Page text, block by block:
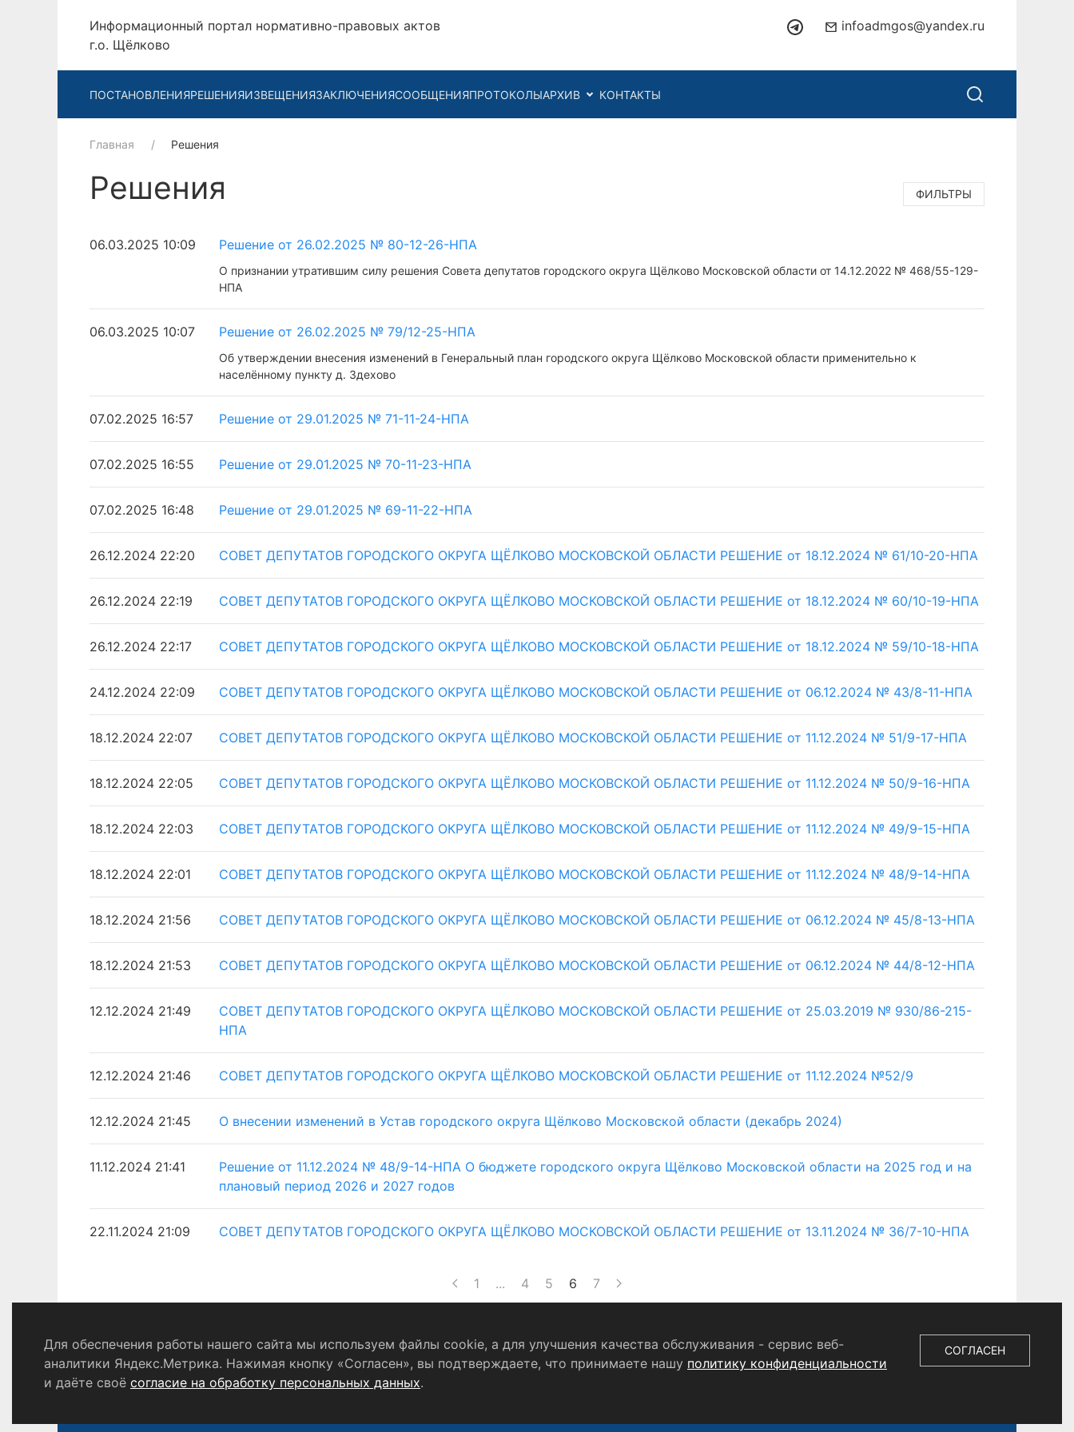
Информационный портал нормативно-правовых актов
г.о. Щёлково
infoadmgos@yandex.ru
ПОСТАНОВЛЕНИЯРЕШЕНИЯИЗВЕЩЕНИЯЗАКЛЮЧЕНИЯСООБЩЕНИЯПРОТОКОЛЫАРХИВ КОНТАКТЫ
Главная Решения
Решения ФИЛЬТРЫ
06.03.2025 10:09 Решение от 26.02.2025 № 80-12-26-НПА
О признании утратившим силу решения Совета депутатов городского округа Щёлково Московской области от 14.12.2022 № 468/55-129-
НПА
06.03.2025 10:07 Решение от 26.02.2025 № 79/12-25-НПА
Об утверждении внесения изменений в Генеральный план городского округа Щёлково Московской области применительно к
населённому пункту д. Здехово
07.02.2025 16:57 Решение от 29.01.2025 № 71-11-24-НПА
07.02.2025 16:55 Решение от 29.01.2025 № 70-11-23-НПА
07.02.2025 16:48 Решение от 29.01.2025 № 69-11-22-НПА
26.12.2024 22:20 СОВЕТ ДЕПУТАТОВ ГОРОДСКОГО ОКРУГА ЩЁЛКОВО МОСКОВСКОЙ ОБЛАСТИ РЕШЕНИЕ от 18.12.2024 № 61/10-20-НПА
26.12.2024 22:19 СОВЕТ ДЕПУТАТОВ ГОРОДСКОГО ОКРУГА ЩЁЛКОВО МОСКОВСКОЙ ОБЛАСТИ РЕШЕНИЕ от 18.12.2024 № 60/10-19-НПА
26.12.2024 22:17 СОВЕТ ДЕПУТАТОВ ГОРОДСКОГО ОКРУГА ЩЁЛКОВО МОСКОВСКОЙ ОБЛАСТИ РЕШЕНИЕ от 18.12.2024 № 59/10-18-НПА
24.12.2024 22:09 СОВЕТ ДЕПУТАТОВ ГОРОДСКОГО ОКРУГА ЩЁЛКОВО МОСКОВСКОЙ ОБЛАСТИ РЕШЕНИЕ от 06.12.2024 № 43/8-11-НПА
18.12.2024 22:07 СОВЕТ ДЕПУТАТОВ ГОРОДСКОГО ОКРУГА ЩЁЛКОВО МОСКОВСКОЙ ОБЛАСТИ РЕШЕНИЕ от 11.12.2024 № 51/9-17-НПА
18.12.2024 22:05 СОВЕТ ДЕПУТАТОВ ГОРОДСКОГО ОКРУГА ЩЁЛКОВО МОСКОВСКОЙ ОБЛАСТИ РЕШЕНИЕ от 11.12.2024 № 50/9-16-НПА
18.12.2024 22:03 СОВЕТ ДЕПУТАТОВ ГОРОДСКОГО ОКРУГА ЩЁЛКОВО МОСКОВСКОЙ ОБЛАСТИ РЕШЕНИЕ от 11.12.2024 № 49/9-15-НПА
18.12.2024 22:01 СОВЕТ ДЕПУТАТОВ ГОРОДСКОГО ОКРУГА ЩЁЛКОВО МОСКОВСКОЙ ОБЛАСТИ РЕШЕНИЕ от 11.12.2024 № 48/9-14-НПА
18.12.2024 21:56 СОВЕТ ДЕПУТАТОВ ГОРОДСКОГО ОКРУГА ЩЁЛКОВО МОСКОВСКОЙ ОБЛАСТИ РЕШЕНИЕ от 06.12.2024 № 45/8-13-НПА
18.12.2024 21:53 СОВЕТ ДЕПУТАТОВ ГОРОДСКОГО ОКРУГА ЩЁЛКОВО МОСКОВСКОЙ ОБЛАСТИ РЕШЕНИЕ от 06.12.2024 № 44/8-12-НПА
12.12.2024 21:49
СОВЕТ ДЕПУТАТОВ ГОРОДСКОГО ОКРУГА ЩЁЛКОВО МОСКОВСКОЙ ОБЛАСТИ РЕШЕНИЕ от 25.03.2019 № 930/86-215-
НПА
12.12.2024 21:46 СОВЕТ ДЕПУТАТОВ ГОРОДСКОГО ОКРУГА ЩЁЛКОВО МОСКОВСКОЙ ОБЛАСТИ РЕШЕНИЕ от 11.12.2024 №52/9
12.12.2024 21:45 О внесении изменений в Устав городского округа Щёлково Московской области (декабрь 2024)
11.12.2024 21:41
Решение от 11.12.2024 № 48/9-14-НПА О бюджете городского округа Щёлково Московской области на 2025 год и на
плановый период 2026 и 2027 годов
22.11.2024 21:09 СОВЕТ ДЕПУТАТОВ ГОРОДСКОГО ОКРУГА ЩЁЛКОВО МОСКОВСКОЙ ОБЛАСТИ РЕШЕНИЕ от 13.11.2024 № 36/7-10-НПА
1 ... 4 5 6 7
Политика конфиденциальности Согласие на обработку персональных данных
© 2024 - 2026 Сетевое издание «Информационный портал Щёлково». Свидетельство о регистрации СМИ
Для обеспечения работы нашего сайта мы используем файлы cookie, а для улучшения качества обслуживания - сервис веб-
аналитики Яндекс.Метрика. Нажимая кнопку «Согласен», вы подтверждаете, что принимаете нашу политику конфиденциальности
и даёте своё согласие на обработку персональных данных.
СОГЛАСЕН